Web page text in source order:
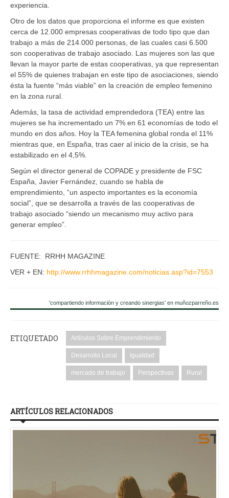
experiencia.
Otro de los datos que proporciona el informe es que existen
cerca de 12.000 empresas cooperativas de todo tipo que dan
trabajo a más de 214.000 personas, de las cuales casi 6.500
son cooperativas de trabajo asociado. Las mujeres son las que
llevan la mayor parte de estas cooperativas, ya que representan
el 55% de quienes trabajan en este tipo de asociaciones, siendo
ésta la fuente “más viable” en la creación de empleo femenino
en la zona rural.
Además, la tasa de actividad emprendedora (TEA) entre las
mujeres se ha incrementado un 7% en 61 economías de todo el
mundo en dos años. Hoy la TEA femenina global ronda el 11%
mientras que, en España, tras caer al inicio de la crisis, se ha
estabilizado en el 4,5%.
Según el director general de COPADE y presidente de FSC
España, Javier Fernández, cuando se habla de
emprendimiento, “un aspecto importantes es la economía
social”, que se desarrolla a través de las cooperativas de
trabajo asociado “siendo un mecanismo muy activo para
generar empleo”.
FUENTE: RRHH MAGAZINE
VER + EN: http://www.rrhhmagazine.com/noticias.asp?id=7553
'compartiendo información y creando sinergias' en muñozparreño.es
ETIQUETADO Artículos Sobre Emprendimiento
Desarrollo Local Igualdad
mercado de trabajo Perspectivas Rural
ARTÍCULOS RELACIONADOS